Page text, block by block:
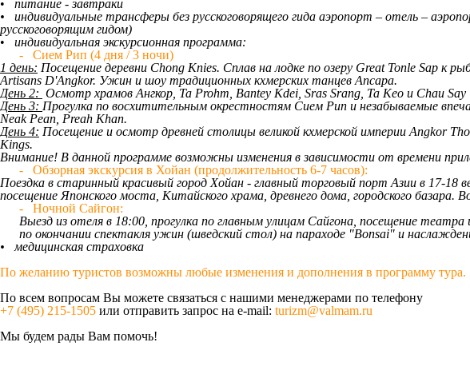
•
питание - завтраки
•
индивидуальные трансферы без русскоговорящего гида аэропорт – отель –
русскоговорящим гидом)
•
индивидуальная экскурсионная программа:
- Сием Рип (4 дня / 3 ночи)
1 день: Посещение деревни Chong Knies. Сплав на лодке по озеру Great Tonle Sap к
Artisans D'Angkor. Ужин и шоу традиционных кхмерских танцев Апсара.
День 2: Осмотр храмов Ангкор, Ta Prohm, Bantey Kdei, Sras Srang, Ta Keo и Chau
День 3: Прогулка по восхитительным окрестностям Сием Рип и незабываемые
Neak Pean, Preah Khan.
День 4: Посещение и осмотр древней столицы великой кхмерской империи Angkor
Kings.
Внимание! В данной программе возможны изменения в зависимости от времени
- Обзорная экскурсия в Хойан (продолжительность 6-7 часов):
Поездка в старинный красивый город Хойан - главный торговый порт Азии в 17-
посещение Японского моста, Китайского храма, древнего дома, городского базара.
- Ночной Сайгон:
Выезд из отеля в 18:00, прогулка по главным улицам Сайгона, посещение театра
по окончании спектакля ужин (шведский стол) на параходе "Bonsai" и
•
медицинская страховка
По желанию туристов возможны любые изменения и дополнения в программу тура.
По всем вопросам Вы можете связаться с нашими менеджерами по телефону
+7 (495) 215-1505 или отправить запрос на e-mail: turizm@valmam.ru
Мы будем рады Вам помочь!